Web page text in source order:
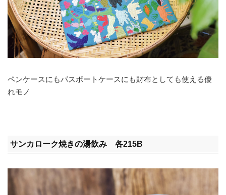
ペンケースにもパスポートケースにも財布としても使える優
れモノ
サンカローク焼きの湯飲み 各215B